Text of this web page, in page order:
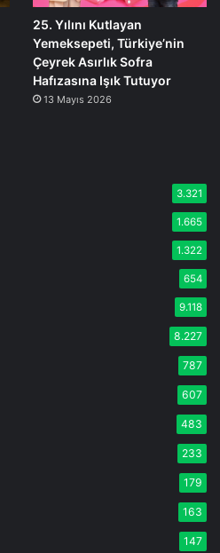
25. Yılını Kutlayan
Yemeksepeti, Türkiye’nin
Çeyrek Asırlık Sofra
Hafızasına Işık Tutuyor
13 Mayıs 2026
3.321
1.665
1.322
654
9.118
8.227
787
607
483
233
179
163
147